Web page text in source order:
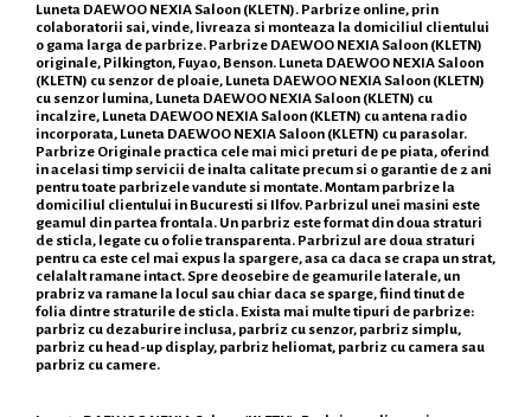
Luneta DAEWOO NEXIA Saloon (KLETN). Parbrize online, prin
colaboratorii sai, vinde, livreaza si monteaza la domiciliul clientului
o gama larga de parbrize. Parbrize DAEWOO NEXIA Saloon (KLETN)
originale, Pilkington, Fuyao, Benson. Luneta DAEWOO NEXIA Saloon
(KLETN) cu senzor de ploaie, Luneta DAEWOO NEXIA Saloon (KLETN)
cu senzor lumina, Luneta DAEWOO NEXIA Saloon (KLETN) cu
incalzire, Luneta DAEWOO NEXIA Saloon (KLETN) cu antena radio
incorporata, Luneta DAEWOO NEXIA Saloon (KLETN) cu parasolar.
Parbrize Originale practica cele mai mici preturi de pe piata, oferind
in acelasi timp servicii de inalta calitate precum si o garantie de 2 ani
pentru toate parbrizele vandute si montate. Montam parbrize la
domiciliul clientului in Bucuresti si Ilfov. Parbrizul unei masini este
geamul din partea frontala. Un parbriz este format din doua straturi
de sticla, legate cu o folie transparenta. Parbrizul are doua straturi
pentru ca este cel mai expus la spargere, asa ca daca se crapa un strat,
celalalt ramane intact. Spre deosebire de geamurile laterale, un
prabriz va ramane la locul sau chiar daca se sparge, fiind tinut de
folia dintre straturile de sticla. Exista mai multe tipuri de parbrize:
parbriz cu dezaburire inclusa, parbriz cu senzor, parbriz simplu,
parbriz cu head-up display, parbriz heliomat, parbriz cu camera sau
parbriz cu camere.